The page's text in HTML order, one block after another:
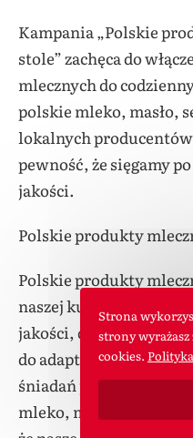
Kampania „Polskie
stole” zachęca do
mlecznych do
polskie mleko, masło,
lokalnych
pewność, że sięgamy
jakości.
Polskie produkty
Polskie produkty
naszej kuchni i
jakości, dbałości o
do adaptacji do
śniadań po
mleko, masło, twaróg,
Strona
strony
cookies.